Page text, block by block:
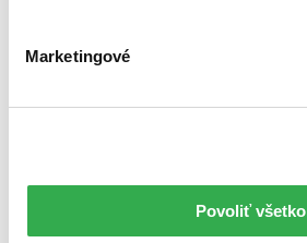
Marketingové
Povoliť všetko